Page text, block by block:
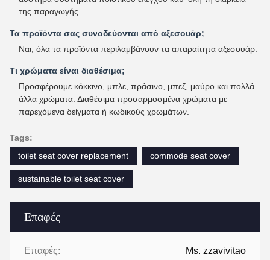
Επαφές
Επαφές: Ms. zzavivitao
της παραγωγής.
Τα προϊόντα σας συνοδεύονται από αξεσουάρ;
Ναι, όλα τα προϊόντα περιλαμβάνουν τα απαραίτητα αξεσουάρ.
Τι χρώματα είναι διαθέσιμα;
Προσφέρουμε κόκκινο, μπλε, πράσινο, μπεζ, μαύρο και πολλά
άλλα χρώματα. Διαθέσιμα προσαρμοσμένα χρώματα με
παρεχόμενα δείγματα ή κωδικούς χρωμάτων.
Tags:
toilet seat cover replacement
commode seat cover
sustainable toilet seat cover